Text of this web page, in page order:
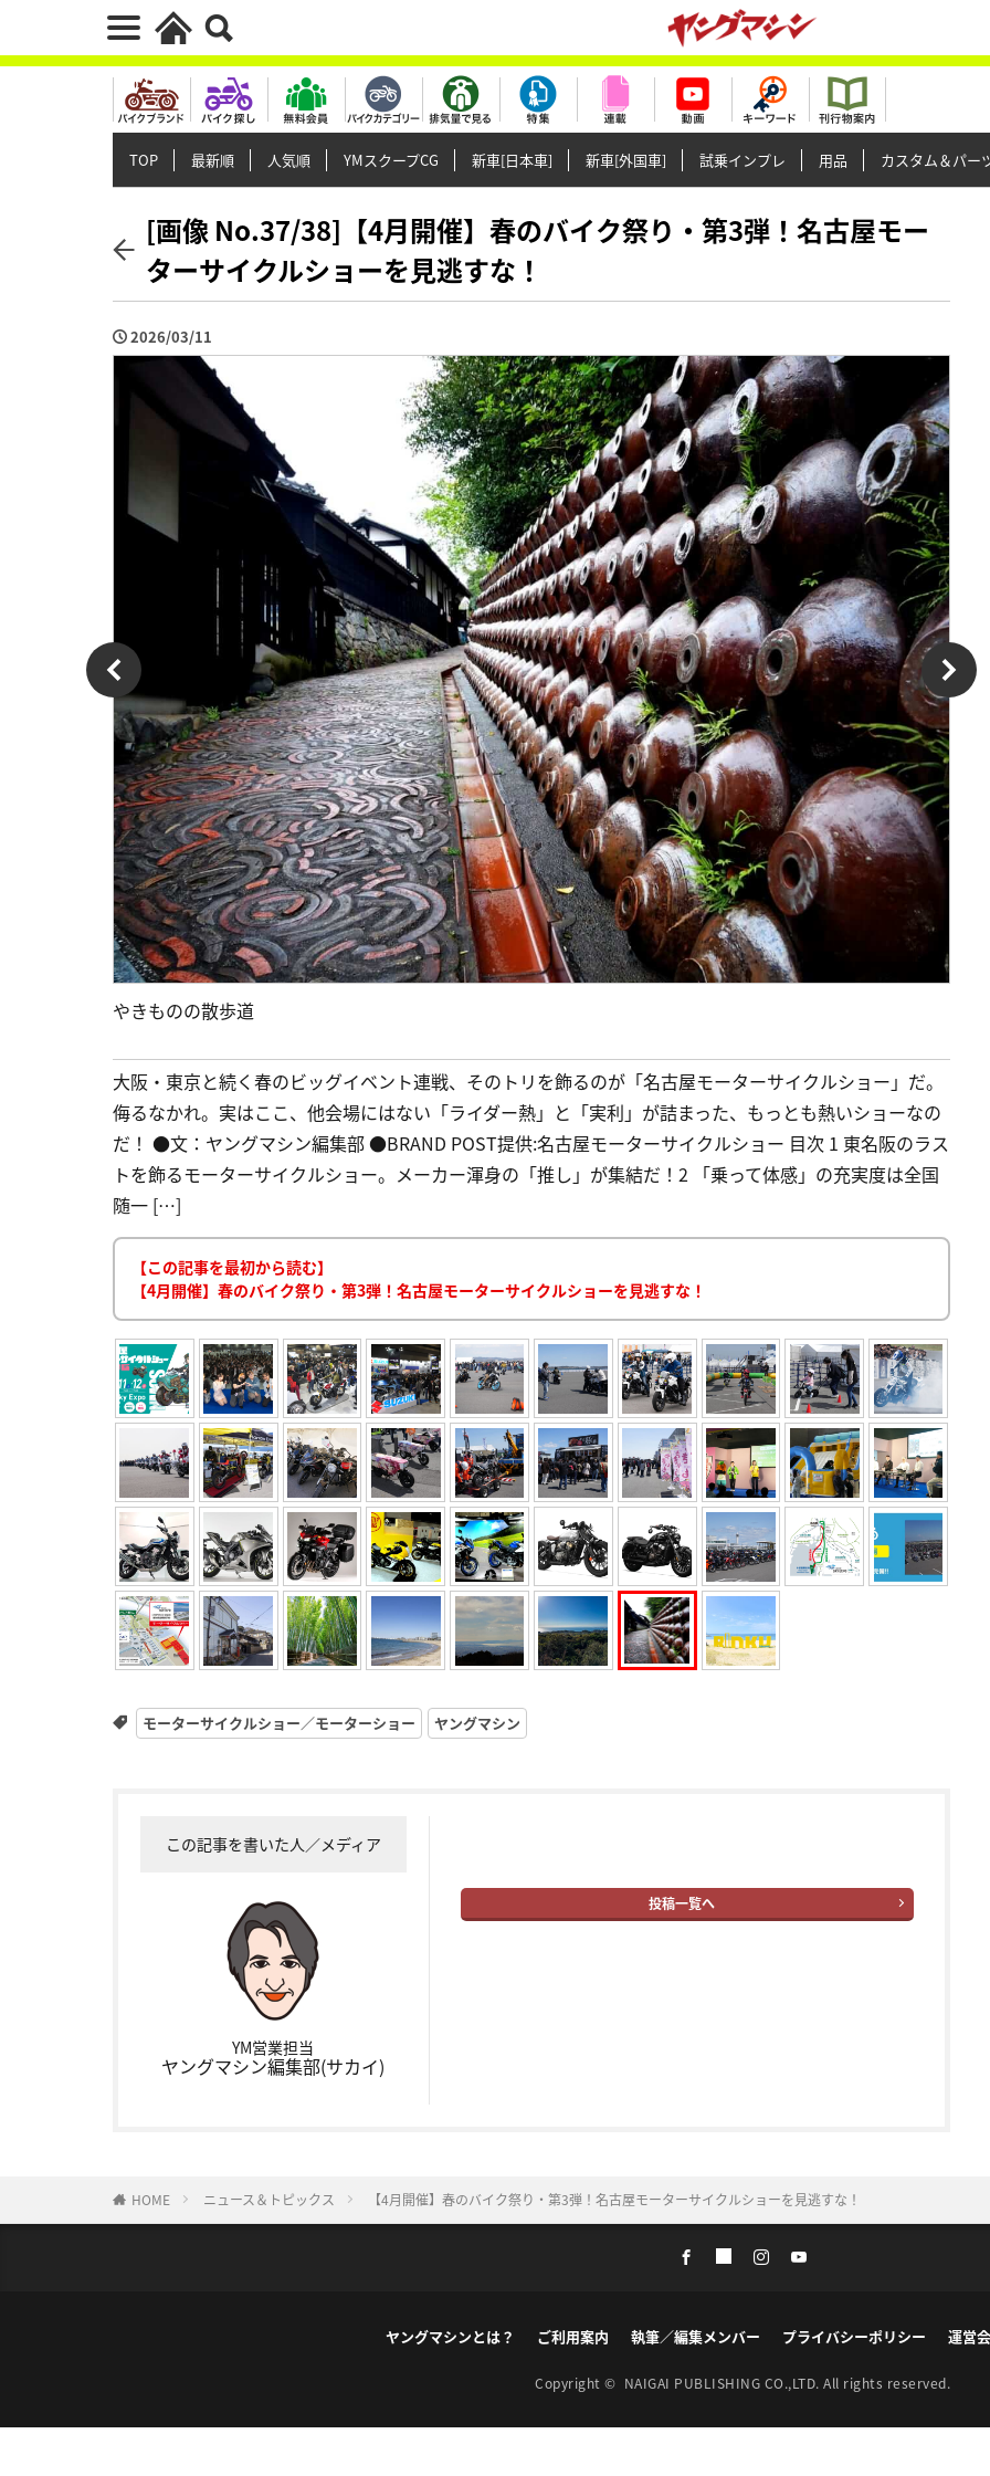
TOP 最新順 人気順 YMスクープCG 新車[日本車] 新車[外国車] 試乗インプレ 用品 カスタム＆パー
[画像 No.37/38]【4月開催】春のバイク祭り・第3弾！名古屋モー
ターサイクルショーを見逃すな！
2026/03/11
やきものの散歩道
大阪・東京と続く春のビッグイベント連戦、そのトリを飾るのが「名古屋モーターサイクルショー」だ。
侮るなかれ。実はここ、他会場にはない「ライダー熱」と「実利」が詰まった、もっとも熱いショーなの
だ！ ●文：ヤングマシン編集部 ●BRAND POST提供:名古屋モーターサイクルショー 目次 1 東名阪のラス
トを飾るモーターサイクルショー。メーカー渾身の「推し」が集結だ！2 「乗って体感」の充実度は全国
随一 […]
【この記事を最初から読む】
【4月開催】春のバイク祭り・第3弾！名古屋モーターサイクルショーを見逃すな！
モーターサイクルショー／モーターショー ヤングマシン
この記事を書いた人／メディア
YM営業担当
ヤングマシン編集部(サカイ)
投稿一覧へ
HOME ニュース＆トピックス 【4月開催】春のバイク祭り・第3弾！名古屋モーターサイクルショーを見逃すな！
ヤングマシンとは？ ご利用案内 執筆／編集メンバー プライバシーポリシー 運営
Copyright © NAIGAI PUBLISHING CO.,LTD. All rights reserved.